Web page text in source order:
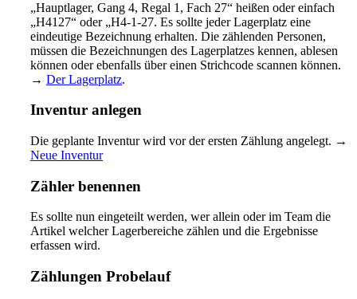
„Hauptlager, Gang 4, Regal 1, Fach 27“ heißen oder einfach
„H4127“ oder „H4-1-27. Es sollte jeder Lagerplatz eine
eindeutige Bezeichnung erhalten. Die zählenden Personen,
müssen die Bezeichnungen des Lagerplatzes kennen, ablesen
können oder ebenfalls über einen Strichcode scannen können.
→ Der Lagerplatz.
Inventur anlegen
Die geplante Inventur wird vor der ersten Zählung angelegt. →
Neue Inventur
Zähler benennen
Es sollte nun eingeteilt werden, wer allein oder im Team die
Artikel welcher Lagerbereiche zählen und die Ergebnisse
erfassen wird.
Zählungen Probelauf